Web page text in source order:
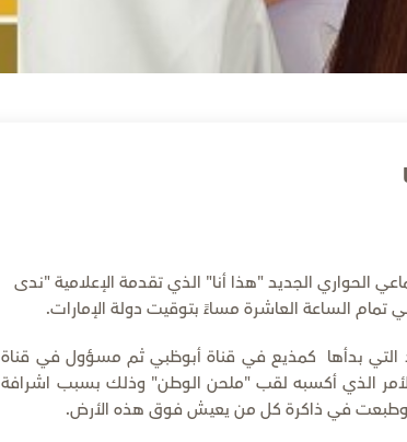
الحواري الجديد "هذا أنا" الذي تقدمة الإعلامية "ندى
التي بدأها كمذيع في قناة أبوظبي ثم مسؤول في قناة
الذي أكسبه لقب "ملحن الوطن" وذلك بسبب اشرافة
وطبعت في ذاكرة كل من يعيش فوق هذه الأرض.